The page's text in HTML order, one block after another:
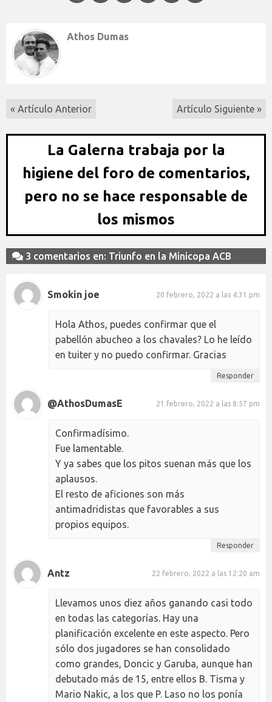
Athos Dumas
« Artículo Anterior Artículo Siguiente »
La Galerna trabaja por la
higiene del foro de comentarios,
pero no se hace responsable de
los mismos
3 comentarios en: Triunfo en la Minicopa ACB
Smokin joe 20 febrero, 2022 a las 4:31 pm
Hola Athos, puedes confirmar que el
pabellón abucheo a los chavales? Lo he leído
en tuiter y no puedo confirmar. Gracias
Responder
@AthosDumasE 21 febrero, 2022 a las 8:57 pm
Confirmadísimo.
Fue lamentable.
Y ya sabes que los pitos suenan más que los
aplausos.
El resto de aficiones son más
antimadridistas que favorables a sus
propios equipos.
Responder
Antz 22 febrero, 2022 a las 12:20 am
Llevamos unos diez años ganando casi todo
en todas las categorías. Hay una
planificación excelente en este aspecto. Pero
sólo dos jugadores se han consolidado
como grandes, Doncic y Garuba, aunque han
debutado más de 15, entre ellos B. Tisma y
Mario Nakic, a los que P. Laso no los ponía